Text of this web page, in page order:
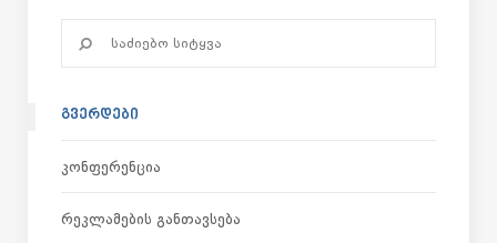
ᲒᲕᲔᲠᲓᲔᲑᲘ
Კონფერენცია
Რეკლამების Განთავსება